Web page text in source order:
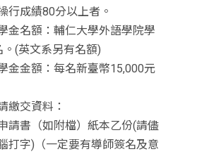
行成績80分以上者。
金名額：輔仁大學外語學院學
。(英文系另有名額)
金金額：每名新臺幣15,000元
繳交資料：
請書（如附檔）紙本乙份(請儘
打字)（一定要有導師簽名及意